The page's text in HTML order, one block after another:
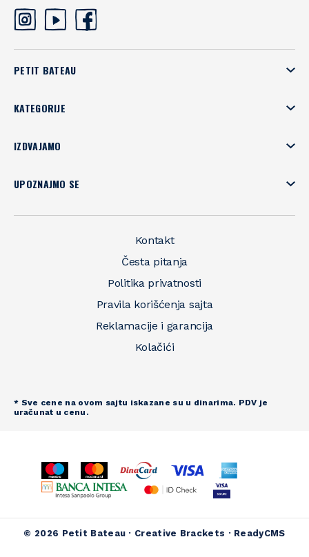
PETIT BATEAU
KATEGORIJE
IZDVAJAMO
UPOZNAJMO SE
Kontakt
Česta pitanja
Politika privatnosti
Pravila korišćenja sajta
Reklamacije i garancija
Kolačići
* Sve cene na ovom sajtu iskazane su u dinarima. PDV je
uračunat u cenu.
© 2026 Petit Bateau · Creative Brackets · ReadyCMS